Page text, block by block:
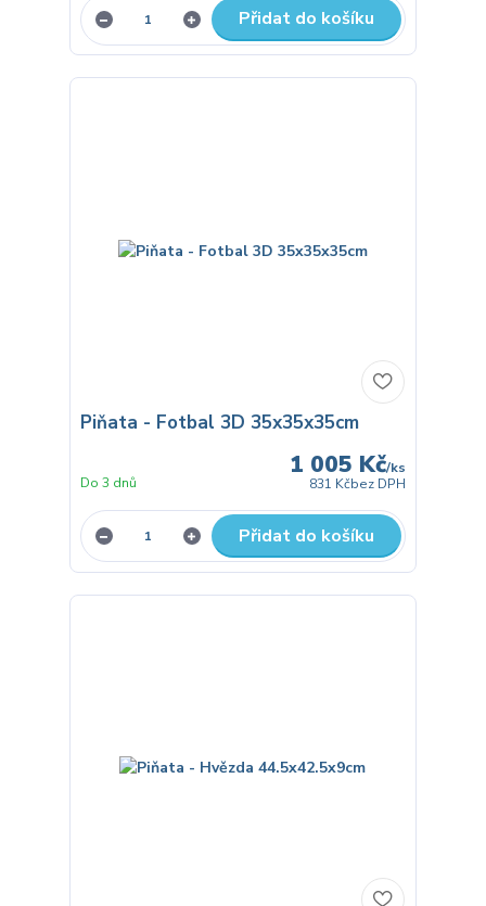
Přidat do košíku
Piňata - Fotbal 3D 35x35x35cm
1 005 Kč/ks
831 Kčbez DPH
Do 3 dnů
Přidat do košíku